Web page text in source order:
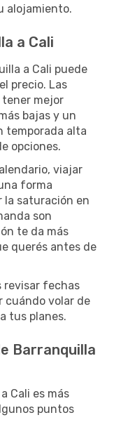
alojamiento.
a Cali
a Cali puede
precio. Las
mejor
bajas y un
temporada alta
opciones.
viajar
forma
la saturación en
son
te da más
querés antes de
revisar fechas
cuándo volar de
tus planes.
Barranquilla
Cali es más
puntos